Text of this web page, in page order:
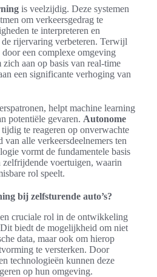
is veelzijdig. Deze systemen
om verkeersgedrag te
te interpreteren en
de rijervaring verbeteren. Terwijl
een complexe omgeving
zich aan op basis van real-time
een significante verhoging van
helpt machine learning
potentiële gevaren. Autonome
te reageren op onverwachte
alle verkeersdeelnemers ten
vormt de fundamentele basis
voertuigen, waarin
rol speelt.
bij zelfsturende auto’s?
cruciale rol in de ontwikkeling
biedt de mogelijkheid om niet
data, maar ook om hierop
te versterken. Door
technologieën kunnen deze
op hun omgeving.